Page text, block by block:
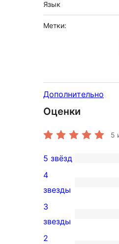
Язык
Метки:
Дополнительно
Оценки
5
1
5-
звездный
отзыв
5 звёзд
0
4-
звездный
отзыв
4
звезды
0
3-
3
звезды
2